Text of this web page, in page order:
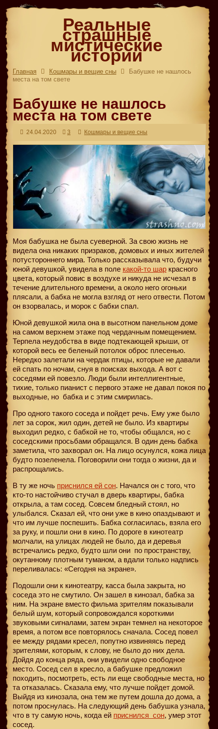
Реальные
страшные
мистические
истории
Главная Кошмары и вещие сны
Бабушке не нашлось
места на том свете
Бабушке не нашлось
места на том свете
24.04.2020 3 Кошмары и вещие сны
Моя бабушка не была суеверной. За свою жизнь не
видела она никаких призраков, домовых и иных жителей
потустороннего мира. Только рассказывала что, будучи
юной девушкой, увидела в поле какой-то шар красного
цвета, который повис в воздухе и никуда не исчезал в
течение длительного времени, а около него огоньки
плясали, а бабка не могла взгляд от него отвести. Потом
он взорвалась, и морок с бабки спал.
Юной девушкой жила она в высотном панельном доме
на самом верхнем этаже под чердачным помещением.
Терпела неудобства в виде подтекающей крыши, от
которой весь ее беленый потолок оброс плесенью.
Нередко залетали на чердак птицы, которые не давали
ей спать по ночам, снуя в поисках выхода. А вот с
соседями ей повезло. Люди были интеллигентные,
тихие, только пианист с первого этаже не давал покоя по
выходные, но бабка и с этим смирилась.
Про одного такого соседа и пойдет речь. Ему уже было
лет за сорок, жил один, детей не было. Из квартиры
выходил редко, с бабкой не то, чтобы общался, но с
соседскими просьбами обращался. В один день бабка
заметила, что захворал он. На лицо осунулся, кожа лица
будто позеленела. Поговорили они тогда о жизни, да и
распрощались.
В ту же ночь приснился ей сон. Начался он с того, что
кто-то настойчиво стучал в дверь квартиры, бабка
открыла, а там сосед. Совсем бледный стоял, но
улыбался. Сказал ей, что они уже в кино опаздывают и
что им лучше поспешить. Бабка согласилась, взяла его
за руку, и пошли они в кино. По дороге в кинотеатр
молчали, на улицах людей не было, да и деревья
встречались редко, будто шли они по пространству,
окутанному плотным туманом, а вдали только надпись
переливалась: «Сегодня на экране».
Подошли они к кинотеатру, касса была закрыта, но
соседа это не смутило. Он зашел в кинозал, бабка за
ним. На экране вместо фильма зрителям показывали
белый шум, который сопровождался короткими
звуковыми сигналами, затем экран темнел на некоторое
время, а потом все повторялось сначала. Сосед повел
ее между рядами кресел, попутно извиняясь перед
зрителями, которым, к слову, не было до них дела.
Дойдя до конца ряда, они увидели одно свободное
место. Сосед сел в кресло, а бабушке предложил
походить, посмотреть, есть ли еще свободные места, но
та отказалась. Сказала ему, что лучше пойдет домой.
Выйдя из кинозала, она тем же путем дошла до дома, а
потом проснулась. На следующий день бабушка узнала,
что в ту самую ночь, когда ей приснился сон, умер этот
сосед.